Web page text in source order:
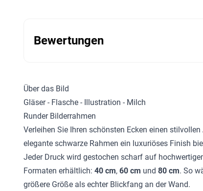
Bewertungen
Über das Bild
Gläser - Flasche - Illustration - Milch
Runder Bilderrahmen
Verleihen Sie Ihren schönsten Ecken einen
elegante schwarze Rahmen ein luxuriöses Finish
Jeder Druck wird gestochen scharf auf
Formaten erhältlich: 40 cm, 60 cm und 80 cm. So
größere Größe als echter Blickfang an der Wand.